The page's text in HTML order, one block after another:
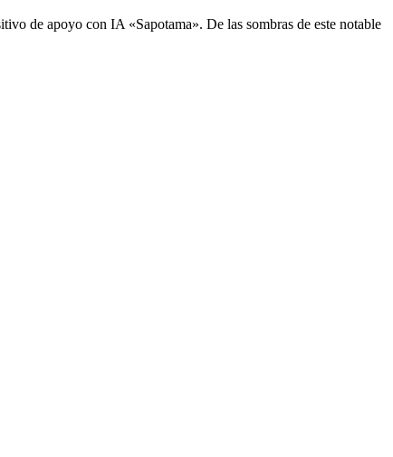
de apoyo con IA «Sapotama». De las sombras de este notable